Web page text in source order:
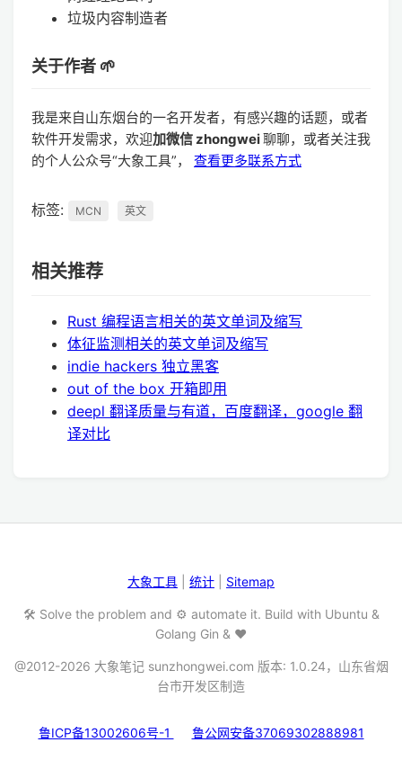
垃圾内容制造者
关于作者 🌱
我是来自山东烟台的一名开发者，有感兴趣的话题，或者
软件开发需求，欢迎加微信 zhongwei聊聊，或者关注我
的个人公众号“大象工具”， 查看更多联系方式
标签: MCN 英文
相关推荐
Rust 编程语言相关的英文单词及缩写
体征监测相关的英文单词及缩写
indie hackers 独立黑客
out of the box 开箱即用
deepl 翻译质量与有道，百度翻译，google 翻
译对比
大象工具 统计 Sitemap
🛠️ Solve the problem and ⚙️ automate it. Build with Ubuntu &
Golang Gin & ❤️
@2012-2026 大象笔记 sunzhongwei.com 版本: 1.0.24，山东省烟
台市开发区制造
鲁ICP备13002606号-1 鲁公网安备37069302888981